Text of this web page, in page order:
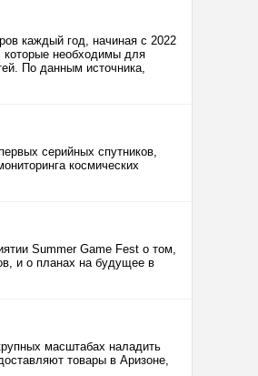
каждый год, начиная с 2022
которые необходимы для
По данным источника,
серийных спутников,
космических
Summer Game Fest о том,
и о планах на будущее в
масштабах наладить
товары в Аризоне,